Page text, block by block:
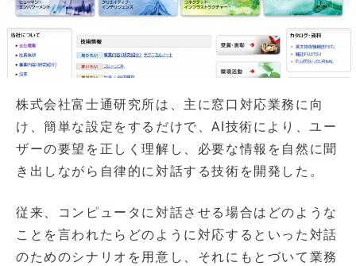
株式会社富士通研究所は、主に窓口対応業務に向
け、簡単な設定をするだけで、AI技術により、ユー
ザーの要望を正しく理解し、必要な情報を自然に聞
き出しながら自律的に対話する技術を開発した。
従来、コンピュータに対話させる場合はどのような
ことを言われたらどのように対応するといった対話
のためのシナリオを用意し、それにもとづいて業務